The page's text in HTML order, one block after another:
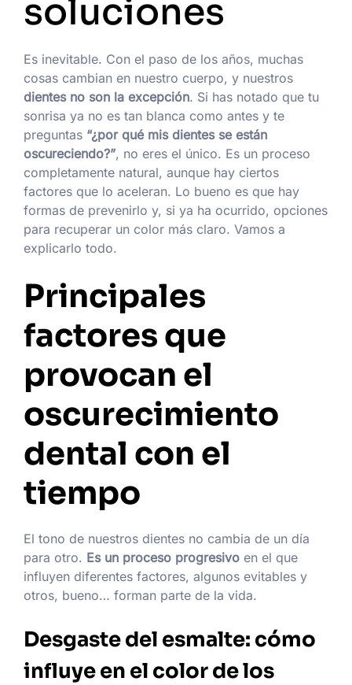
soluciones
Es inevitable. Con el paso de los años, muchas
cosas cambian en nuestro cuerpo, y nuestros
dientes no son la excepción. Si has notado que tu
sonrisa ya no es tan blanca como antes y te
preguntas “¿por qué mis dientes se están
oscureciendo?”, no eres el único. Es un proceso
completamente natural, aunque hay ciertos
factores que lo aceleran. Lo bueno es que hay
formas de prevenirlo y, si ya ha ocurrido, opciones
para recuperar un color más claro. Vamos a
explicarlo todo.
Principales
factores que
provocan el
oscurecimiento
dental con el
tiempo
El tono de nuestros dientes no cambia de un día
para otro. Es un proceso progresivo en el que
influyen diferentes factores, algunos evitables y
otros, bueno… forman parte de la vida.
Desgaste del esmalte: cómo
influye en el color de los